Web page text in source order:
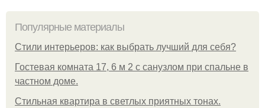
Популярные материалы
Стили интерьеров: как выбрать лучший для себя?
Гостевая комната 17, 6 м 2 с санузлом при спальне в
частном доме.
Стильная квартира в светлых приятных тонах.